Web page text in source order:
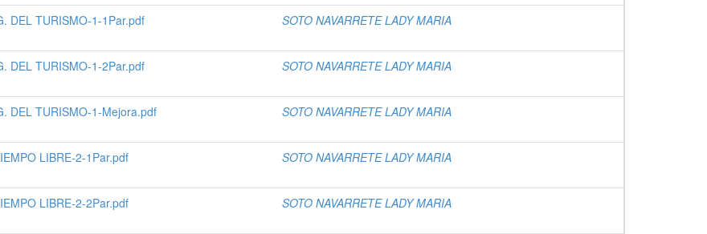
DEL TURISMO-1-1Par.pdf SOTO NAVARRETE LADY MARIA
DEL TURISMO-1-2Par.pdf SOTO NAVARRETE LADY MARIA
DEL TURISMO-1-Mejora.pdf SOTO NAVARRETE LADY MARIA
LIBRE-2-1Par.pdf SOTO NAVARRETE LADY MARIA
LIBRE-2-2Par.pdf SOTO NAVARRETE LADY MARIA